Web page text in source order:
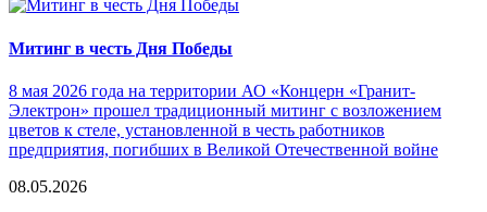
Митинг в честь Дня Победы
8 мая 2026 года на территории АО «Концерн «Гранит-
Электрон» прошел традиционный митинг с возложением
цветов к стеле, установленной в честь работников
предприятия, погибших в Великой Отечественной войне
08.05.2026